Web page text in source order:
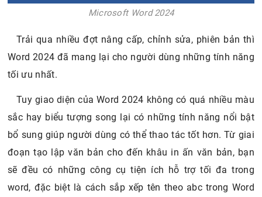
Microsoft Word 2024
Trải qua nhiều đợt nâng cấp, chỉnh sửa, phiên bản thì
Word 2024 đã mang lại cho người dùng những tính năng
tối ưu nhất.
Tuy giao diện của Word 2024 không có quá nhiều màu
sắc hay biểu tượng song lại có những tính năng nổi bật
bổ sung giúp người dùng có thể thao tác tốt hơn. Từ giai
đoạn tạo lập văn bản cho đến khâu in ấn văn bản, bạn
sẽ đều có những công cụ tiện ích hỗ trợ tối đa trong
word, đặc biệt là cách sắp xếp tên theo abc trong Word